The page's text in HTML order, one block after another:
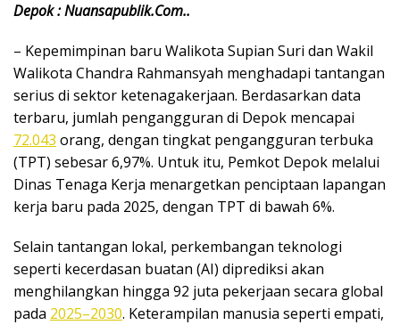
Depok : Nuansapublik.Com..
– Kepemimpinan baru Walikota Supian Suri dan Wakil
Walikota Chandra Rahmansyah menghadapi tantangan
serius di sektor ketenagakerjaan. Berdasarkan data
terbaru, jumlah pengangguran di Depok mencapai
72.043 orang, dengan tingkat pengangguran terbuka
(TPT) sebesar 6,97%. Untuk itu, Pemkot Depok melalui
Dinas Tenaga Kerja menargetkan penciptaan lapangan
kerja baru pada 2025, dengan TPT di bawah 6%.
Selain tantangan lokal, perkembangan teknologi
seperti kecerdasan buatan (AI) diprediksi akan
menghilangkan hingga 92 juta pekerjaan secara global
pada 2025–2030. Keterampilan manusia seperti empati,